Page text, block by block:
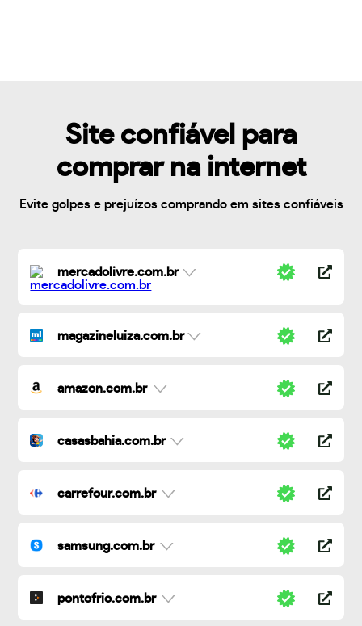
Site confiável para
comprar na internet
Evite golpes e prejuízos comprando em sites confiáveis
mercadolivre.com.br
magazineluiza.com.br
amazon.com.br
casasbahia.com.br
carrefour.com.br
samsung.com.br
pontofrio.com.br